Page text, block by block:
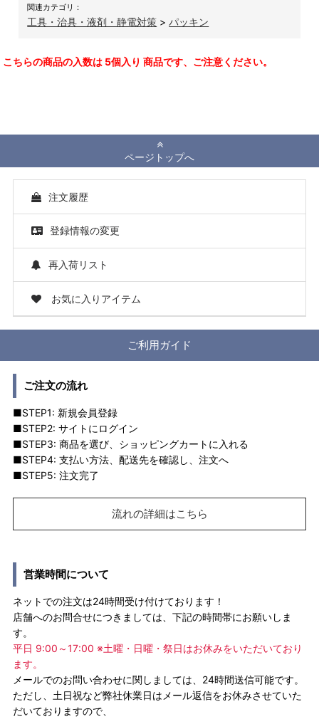
関連カテゴリ：
工具・治具・液剤・静電対策 >パッキン
こちらの商品の入数は 5個入り 商品です、ご注意ください。
ページトップへ
注文履歴
登録情報の変更
再入荷リスト
お気に入りアイテム
ご利用ガイド
ご注文の流れ
■STEP1: 新規会員登録
■STEP2: サイトにログイン
■STEP3: 商品を選び、ショッピングカートに入れる
■STEP4: 支払い方法、配送先を確認し、注文へ
■STEP5: 注文完了
流れの詳細はこちら
営業時間について
ネットでの注文は24時間受け付けております！
店舗へのお問合せにつきましては、下記の時間帯にお願いしま
す。
平日 9:00～17:00 ※土曜・日曜・祭日はお休みをいただいており
ます。
メールでのお問い合わせに関しましては、24時間送信可能です。
ただし、土日祝など弊社休業日はメール返信をお休みさせていた
だいておりますので、